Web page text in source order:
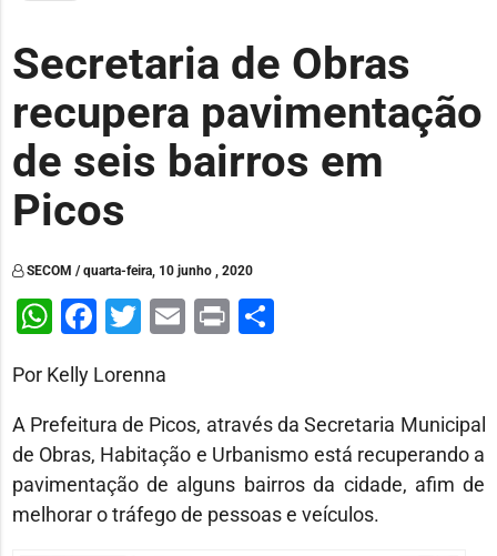
Secretaria de Obras
recupera pavimentação
de seis bairros em
Picos
SECOM / quarta-feira, 10 junho , 2020
WhatsApp
Facebook
Twitter
Email
PrintShare
Por Kelly Lorenna
A Prefeitura de Picos, através da Secretaria Municipal
de Obras, Habitação e Urbanismo está recuperando a
pavimentação de alguns bairros da cidade, afim de
melhorar o tráfego de pessoas e veículos.